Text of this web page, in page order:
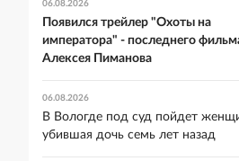
06.08.2026
Появился трейлер "Охоты на
императора" - последнего
Алексея Пиманова
06.08.2026
В Вологде под суд пойдет
убившая дочь семь лет назад